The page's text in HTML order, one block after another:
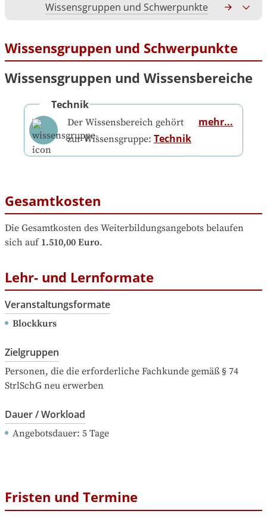
Wissensgruppen und Schwerpunkte
Wissensgruppen und Schwerpunkte
Wissensgruppen und Wissensbereiche
Technik
Der Wissensbereich gehört
zur Wissensgruppe: Technik
mehr...
Gesamtkosten
Die Gesamtkosten des Weiterbildungsangebots belaufen
sich auf 1.510,00 Euro.
Lehr- und Lernformate
Veranstaltungsformate
Blockkurs
Zielgruppen
Personen, die die erforderliche Fachkunde gemäß § 74
StrlSchG neu erwerben
Dauer / Workload
Angebotsdauer: 5 Tage
Fristen und Termine